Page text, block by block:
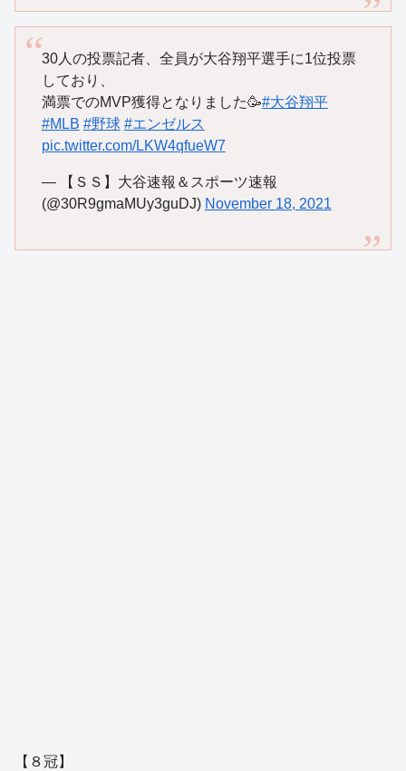
30人の投票記者、全員が大谷翔平選手に1位投票
しており、
満票でのMVP獲得となりました🥳#大谷翔平
#MLB #野球 #エンゼルス
pic.twitter.com/LKW4qfueW7
— 【ＳＳ】大谷速報＆スポーツ速報
(@30R9gmaMUy3guDJ) November 18, 2021
【８冠】